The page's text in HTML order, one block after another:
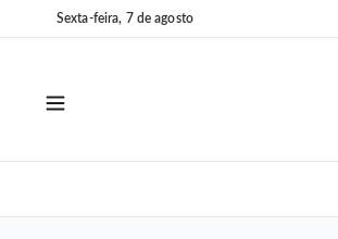
para
para
Sexta-feira, 7 de agosto